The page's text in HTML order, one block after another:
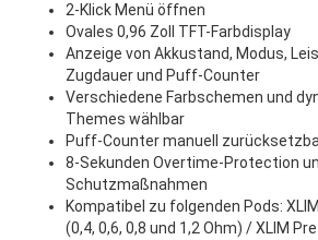
2-Klick Menü öffnen
Ovales 0,96 Zoll TFT-Farbdisplay
Anzeige von Akkustand, Modus,
Zugdauer und Puff-Counter
Verschiedene Farbschemen und
Themes wählbar
Puff-Counter manuell
8-Sekunden Overtime-Protection
Schutzmaßnahmen
Kompatibel zu folgenden Pods:
(0,4, 0,6, 0,8 und 1,2 Ohm) / XLIM